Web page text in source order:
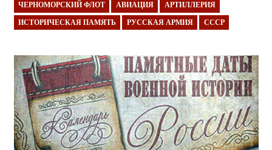
ЧЕРНОМОРСКИЙ ФЛОТ АВИАЦИЯ АРТИЛЛЕРИЯ
ИСТОРИЧЕСКАЯ ПАМЯТЬ РУССКАЯ АРМИЯ СССР